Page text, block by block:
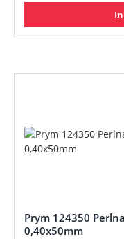
Prym 124350
0,40x50mm